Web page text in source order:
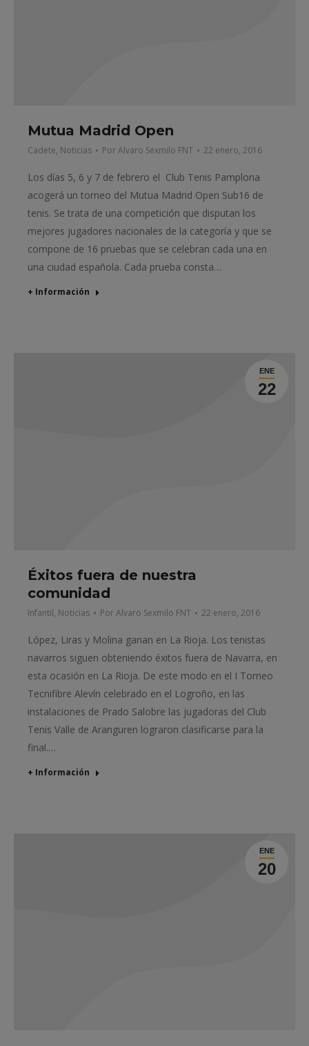
Mutua Madrid Open
Cadete, Noticias PorAlvaro Sexmilo FNT 22 enero, 2016
Los días 5, 6 y 7 de febrero el Club Tenis Pamplona
acogerá un torneo del Mutua Madrid Open Sub16 de
tenis. Se trata de una competición que disputan los
mejores jugadores nacionales de la categoría y que se
compone de 16 pruebas que se celebran cada una en
una ciudad española. Cada prueba consta…
+ Información
ENE
22
Éxitos fuera de nuestra
comunidad
Infantil, Noticias PorAlvaro Sexmilo FNT 22 enero, 2016
López, Liras y Molina ganan en La Rioja. Los tenistas
navarros siguen obteniendo éxitos fuera de Navarra, en
esta ocasión en La Rioja. De este modo en el I Torneo
Tecnifibre Alevín celebrado en el Logroño, en las
instalaciones de Prado Salobre las jugadoras del Club
Tenis Valle de Aranguren lograron clasificarse para la
final.…
+ Información
ENE
20